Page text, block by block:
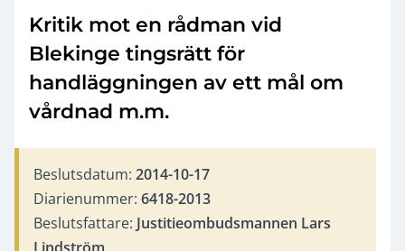
Kritik mot en rådman vid
Blekinge tingsrätt för
handläggningen av ett mål om
vårdnad m.m.
Beslutsdatum: 2014-10-17
Diarienummer: 6418-2013
Beslutsfattare: Justitieombudsmannen Lars